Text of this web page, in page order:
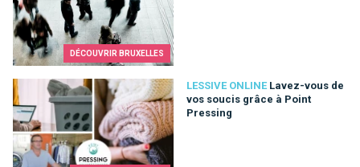
DÉCOUVRIR BRUXELLES
LESSIVE ONLINE Lavez-vous de
vos soucis grâce à Point
Pressing
Lavez-vous de vos soucis grâce à Point Pressing